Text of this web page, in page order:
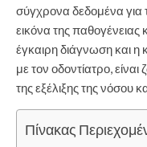
σύγχρονα δεδομένα για
εικόνα της
έγκαιρη διάγνωση και
με τον οδοντίατρο,
της εξέλιξης της νόσου
Πίνακας